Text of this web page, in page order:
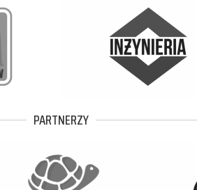
PARTNERZY